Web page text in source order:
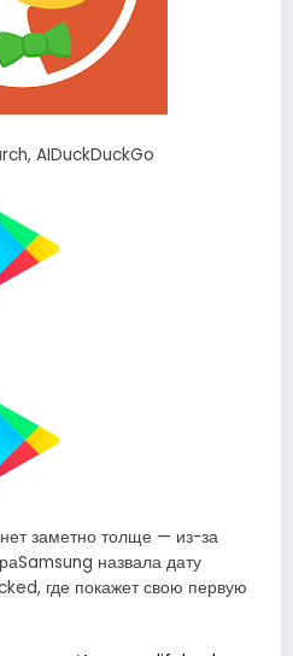
AIDuckDuckGo
заметно толще — из-за
назвала дату
где покажет свою первую